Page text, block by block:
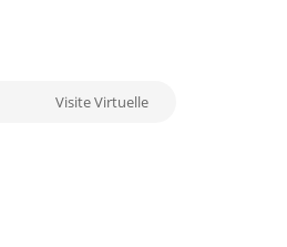
Visite Virtuelle